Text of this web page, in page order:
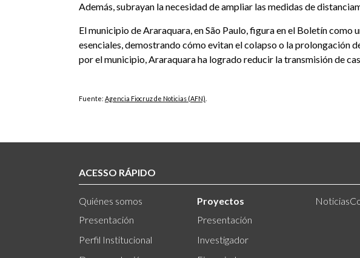
Además, subrayan la necesidad de ampliar las medidas de
El municipio de Araraquara, en São Paulo, figura en el Boletín
esenciales, demostrando cómo evitan el colapso o la prolongación
por el municipio, Araraquara ha logrado reducir la transmisión de
Fuente: Agencia Fiocruz de Noticias (AFN)
ACESSO RÁPIDO
Quiénes somos
Presentación
Perfil Institucional
Proyectos
Presentación
Investigador
Noticias